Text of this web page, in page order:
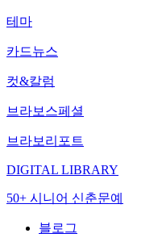
테마
카드뉴스
컷&칼럼
브라보스페셜
브라보리포트
DIGITAL LIBRARY
50+ 시니어 신춘문예
블로그